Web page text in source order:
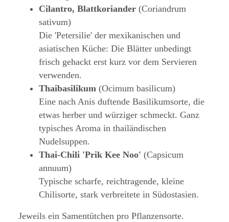
Cilantro, Blattkoriander (Coriandrum
sativum)
Die 'Petersilie' der mexikanischen und
asiatischen Küche: Die Blätter unbedingt
frisch gehackt erst kurz vor dem Servieren
verwenden.
Thaibasilikum (Ocimum basilicum)
Eine nach Anis duftende Basilikumsorte, die
etwas herber und würziger schmeckt. Ganz
typisches Aroma in thailändischen
Nudelsuppen.
Thai-Chili 'Prik Kee Noo' (Capsicum
annuum)
Typische scharfe, reichtragende, kleine
Chilisorte, stark verbreitete in Südostasien.
Jeweils ein Samentütchen pro Pflanzensorte.